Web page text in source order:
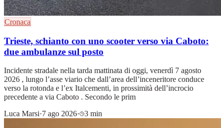
Cronaca
Trieste, schianto con uno scooter verso via Caboto:
due ambulanze sul posto
Incidente stradale nella tarda mattinata di oggi, venerdì 7 agosto
2026 , lungo l’asse viario che dall’area dell’inceneritore conduce
verso la rotonda e l’ex Italcementi, in prossimità dell’incrocio
precedente a via Caboto . Secondo le prim
Luca Marsi·7 ago 2026· 3 min